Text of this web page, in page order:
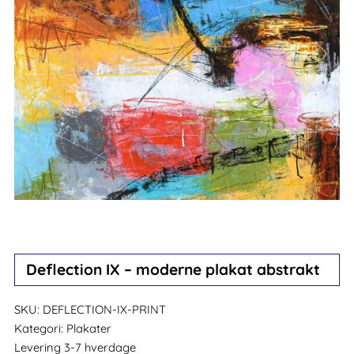
Deflection IX – moderne plakat abstrakt
SKU: DEFLECTION-IX-PRINT
Kategori: Plakater
Levering 3-7 hverdage